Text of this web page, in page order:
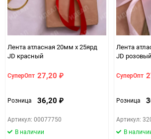
Единица измерения
Размер
Лента атласная 20мм х 25ярд
JD красный
СуперОпт 27,20 ₽
Розница 36,20 ₽
Артикул: 00077750
В наличии
Лента
JD розовый
СуперОпт
Розница
Артикул:
В